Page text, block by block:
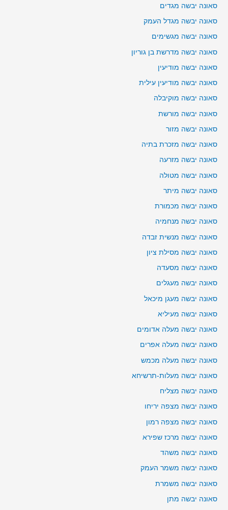
סאונה יבשה מגדים
סאונה יבשה מגדל העמק
סאונה יבשה מגשימים
סאונה יבשה מדרשת בן גוריון
סאונה יבשה מודיעין
סאונה יבשה מודיעין עילית
סאונה יבשה מוקיבלה
סאונה יבשה מורשת
סאונה יבשה מזור
סאונה יבשה מזכרת בתיה
סאונה יבשה מזרעה
סאונה יבשה מטולה
סאונה יבשה מיתר
סאונה יבשה מכמורת
סאונה יבשה מנחמיה
סאונה יבשה מנשית זבדה
סאונה יבשה מסילת ציון
סאונה יבשה מסעדה
סאונה יבשה מעגלים
סאונה יבשה מעגן מיכאל
סאונה יבשה מעיליא
סאונה יבשה מעלה אדומים
סאונה יבשה מעלה אפרים
סאונה יבשה מעלה מכמש
סאונה יבשה מעלות-תרשיחא
סאונה יבשה מצליח
סאונה יבשה מצפה יריחו
סאונה יבשה מצפה רמון
סאונה יבשה מרכז שפירא
סאונה יבשה משהד
סאונה יבשה משמר העמק
סאונה יבשה משמרת
סאונה יבשה מתן